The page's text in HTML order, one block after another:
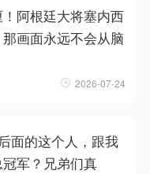
！阿根廷大将塞内西
画面永远不会从脑
2026-07-24
面的这个人，跟我
军？兄弟们真